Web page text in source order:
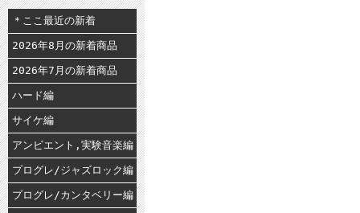
＊ここ最近の新着
2026年8月の新着商品
2026年7月の新着商品
ハード編
サイケ編
アンビエント,実験音楽編
プログレ/ジャズロック編
プログレ/カンタベリー編